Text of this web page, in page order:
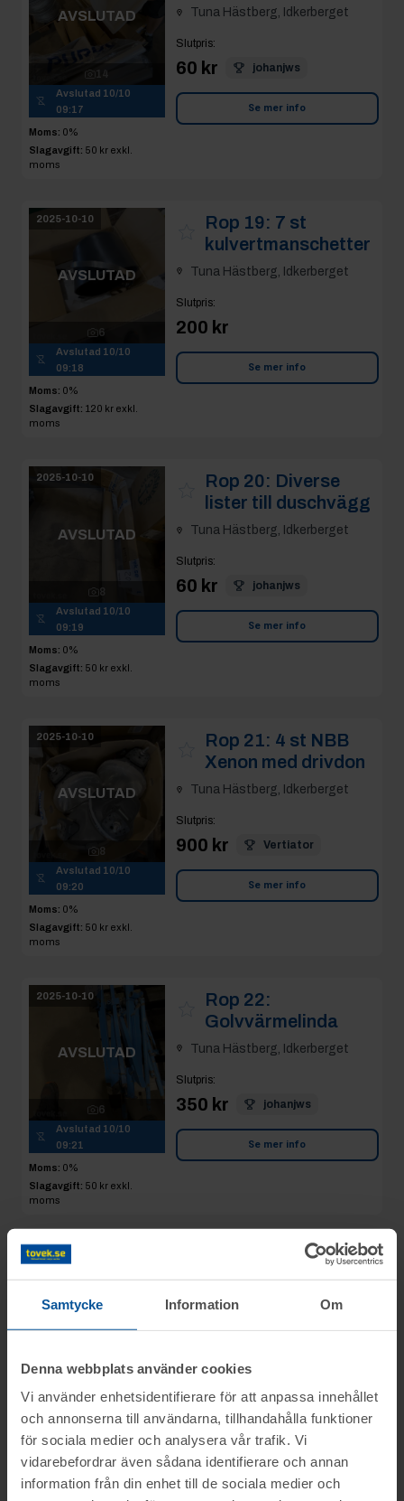
Samtycke Information Om
Denna webbplats använder cookies
Vi använder enhetsidentifierare för att anpassa innehållet
och annonserna till användarna, tillhandahålla funktioner
för sociala medier och analysera vår trafik. Vi
vidarebefordrar även sådana identifierare och annan
information från din enhet till de sociala medier och
AVSLUTAD
14
Avslutad 10/10
09:17
Moms: 0%
Slagavgift: 50 kr exkl.
moms
Tuna Hästberg, Idkerberget
Slutpris:
60 kr johanjws
Se mer info
2025-10-10
AVSLUTAD
6
Avslutad 10/10
09:18
Moms: 0%
Slagavgift: 120 kr exkl.
moms
Rop 19: 7 st
kulvertmanschetter
Tuna Hästberg, Idkerberget
Slutpris:
200 kr
Se mer info
2025-10-10
AVSLUTAD
8
Avslutad 10/10
09:19
Moms: 0%
Slagavgift: 50 kr exkl.
moms
Rop 20: Diverse
lister till duschvägg
Tuna Hästberg, Idkerberget
Slutpris:
60 kr johanjws
Se mer info
2025-10-10
AVSLUTAD
8
Avslutad 10/10
09:20
Moms: 0%
Slagavgift: 50 kr exkl.
moms
Rop 21: 4 st NBB
Xenon med drivdon
Tuna Hästberg, Idkerberget
Slutpris:
900 kr Vertiator
Se mer info
2025-10-10
AVSLUTAD
6
Avslutad 10/10
09:21
Moms: 0%
Slagavgift: 50 kr exkl.
moms
Rop 22:
Golvvärmelinda
Tuna Hästberg, Idkerberget
Slutpris:
350 kr johanjws
Se mer info
2025-10-10
AVSLUTAD
12
09:22
Moms: 0%
Slagavgift:50 krexkl.
moms
Diverse
reservdelar till
toalettstol
Tuna Hästberg, Idkerberget
Se mer info